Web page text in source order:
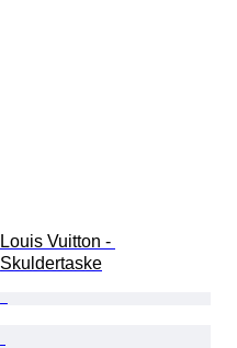
Louis Vuitton -
Skuldertaske